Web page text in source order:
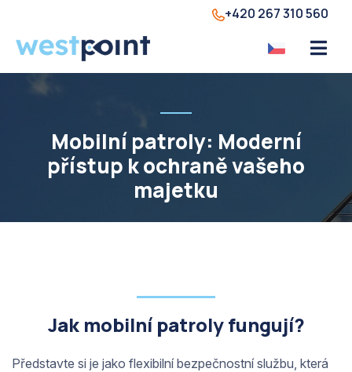
+420 267 310 560
Mobilní patroly: Moderní
přístup k ochraně vašeho
majetku
Jak mobilní patroly fungují?
Představte si je jako flexibilní bezpečnostní službu, která